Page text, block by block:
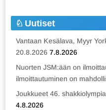
Uutiset
Vantaan Kesälava, Myyr
20.8.2026 7.8.2026
Nuorten JSM:ään on
ilmoittautuminen on
Joukkueet 46.
4.8.2026